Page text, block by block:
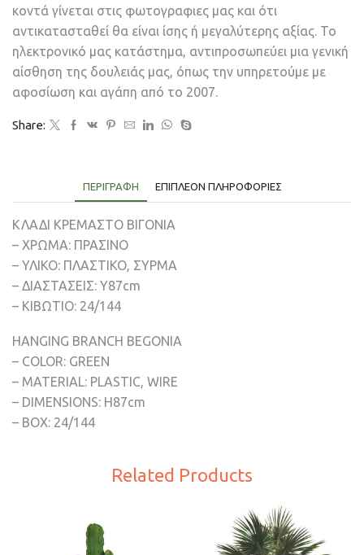
κοντά γίνεται στις φωτογραφιες μας και ότι
αντικατασταθεί θα είναι ίσης ή μεγαλύτερης αξίας. Το
ηλεκτρονικό μας κατάστημα, αντιπροσωπεύει μια γενική
αίσθηση της δουλειάς μας, όπως την υπηρετούμε με
αφοσίωση και αγάπη από το 2007.
Share:
ΠΕΡΙΓΡΑΦΉ ΕΠΙΠΛΈΟΝ ΠΛΗΡΟΦΟΡΊΕΣ
ΚΛΑΔΙ ΚΡΕΜΑΣΤΟ ΒΙΓΟΝΙΑ
– ΧΡΩΜΑ: ΠΡΑΣΙΝΟ
– ΥΛΙΚΟ: ΠΛΑΣΤΙΚΟ, ΣΥΡΜΑ
– ΔΙΑΣΤΑΣΕΙΣ: Y87cm
– ΚΙΒΩΤΙΟ: 24/144
HANGING BRANCH BEGONIA
– COLOR: GREEN
– MATERIAL: PLASTIC, WIRE
– DIMENSIONS: Η87cm
– BOX: 24/144
Related Products